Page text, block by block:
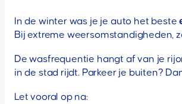
In de winter was je je auto het beste
Bij extreme weersomstandigheden,
De wasfrequentie hangt af van je
in de stad rijdt. Parkeer je buiten?
Let vooral op na: